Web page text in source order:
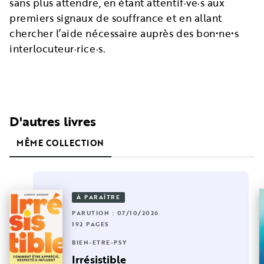
premiers signaux de souffrance et en allant
chercher l’aide nécessaire auprès des bon•ne•s
interlocuteur·rice·s.
D'autres livres
MÊME COLLECTION
À PARAÎTRE
PARUTION : 07/10/2026
192 PAGES
BIEN-ÊTRE-PSY
Irrésistible